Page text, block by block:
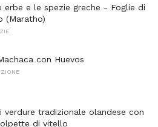
erbe e le spezie greche - Foglie di
(Maratho)
con Huevos
verdure tradizionale olandese con
di vitello